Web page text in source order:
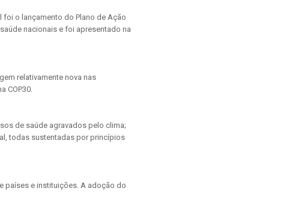
foi o lançamento do Plano de Ação
nacionais e foi apresentado na
relativamente nova nas
COP30.
de saúde agravados pelo clima;
todas sustentadas por princípios
países e instituições. A adoção do